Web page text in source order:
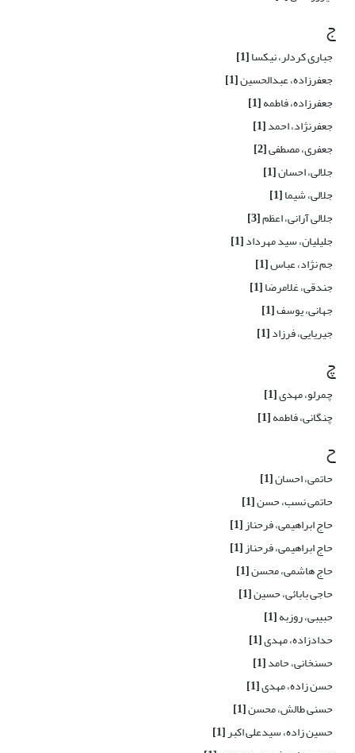
ج
جباری کردلر، نیکسا[1]
جعفرزاده، عبدالحسین[1]
جعفرزاده، فاطمه[1]
جعفرنژاد، احمد[1]
جعفری، مصطفی[2]
جلالی، احسان[1]
جلالی، شیما[1]
جلالی آرانی، اعظم[3]
جلیلیان، سید مهرداد[1]
جم نژاد، عباس[1]
جندقی، غلامرضا[1]
جهانی، یوسف[1]
جیریایی، فرزاد[1]
چ
چمرلو، مهدی[1]
چنگانی، فاطمه[1]
ح
حاتمی، احسان[1]
حاتمی نسب، حسن[1]
حاج ابراهیمی، فرحناز[1]
حاج ابراهیمی، فرحناز[1]
حاج هاشمی، محسن[1]
حاجی بابائی، حسین[1]
حبیبی، روزبه[1]
حدادزاده، مهدی[1]
حسنخانی، حامد[1]
حسن زاده، مهدی[1]
حسنی طالش، محسن[1]
حسین زاده، سیدعلی اکبر[1]